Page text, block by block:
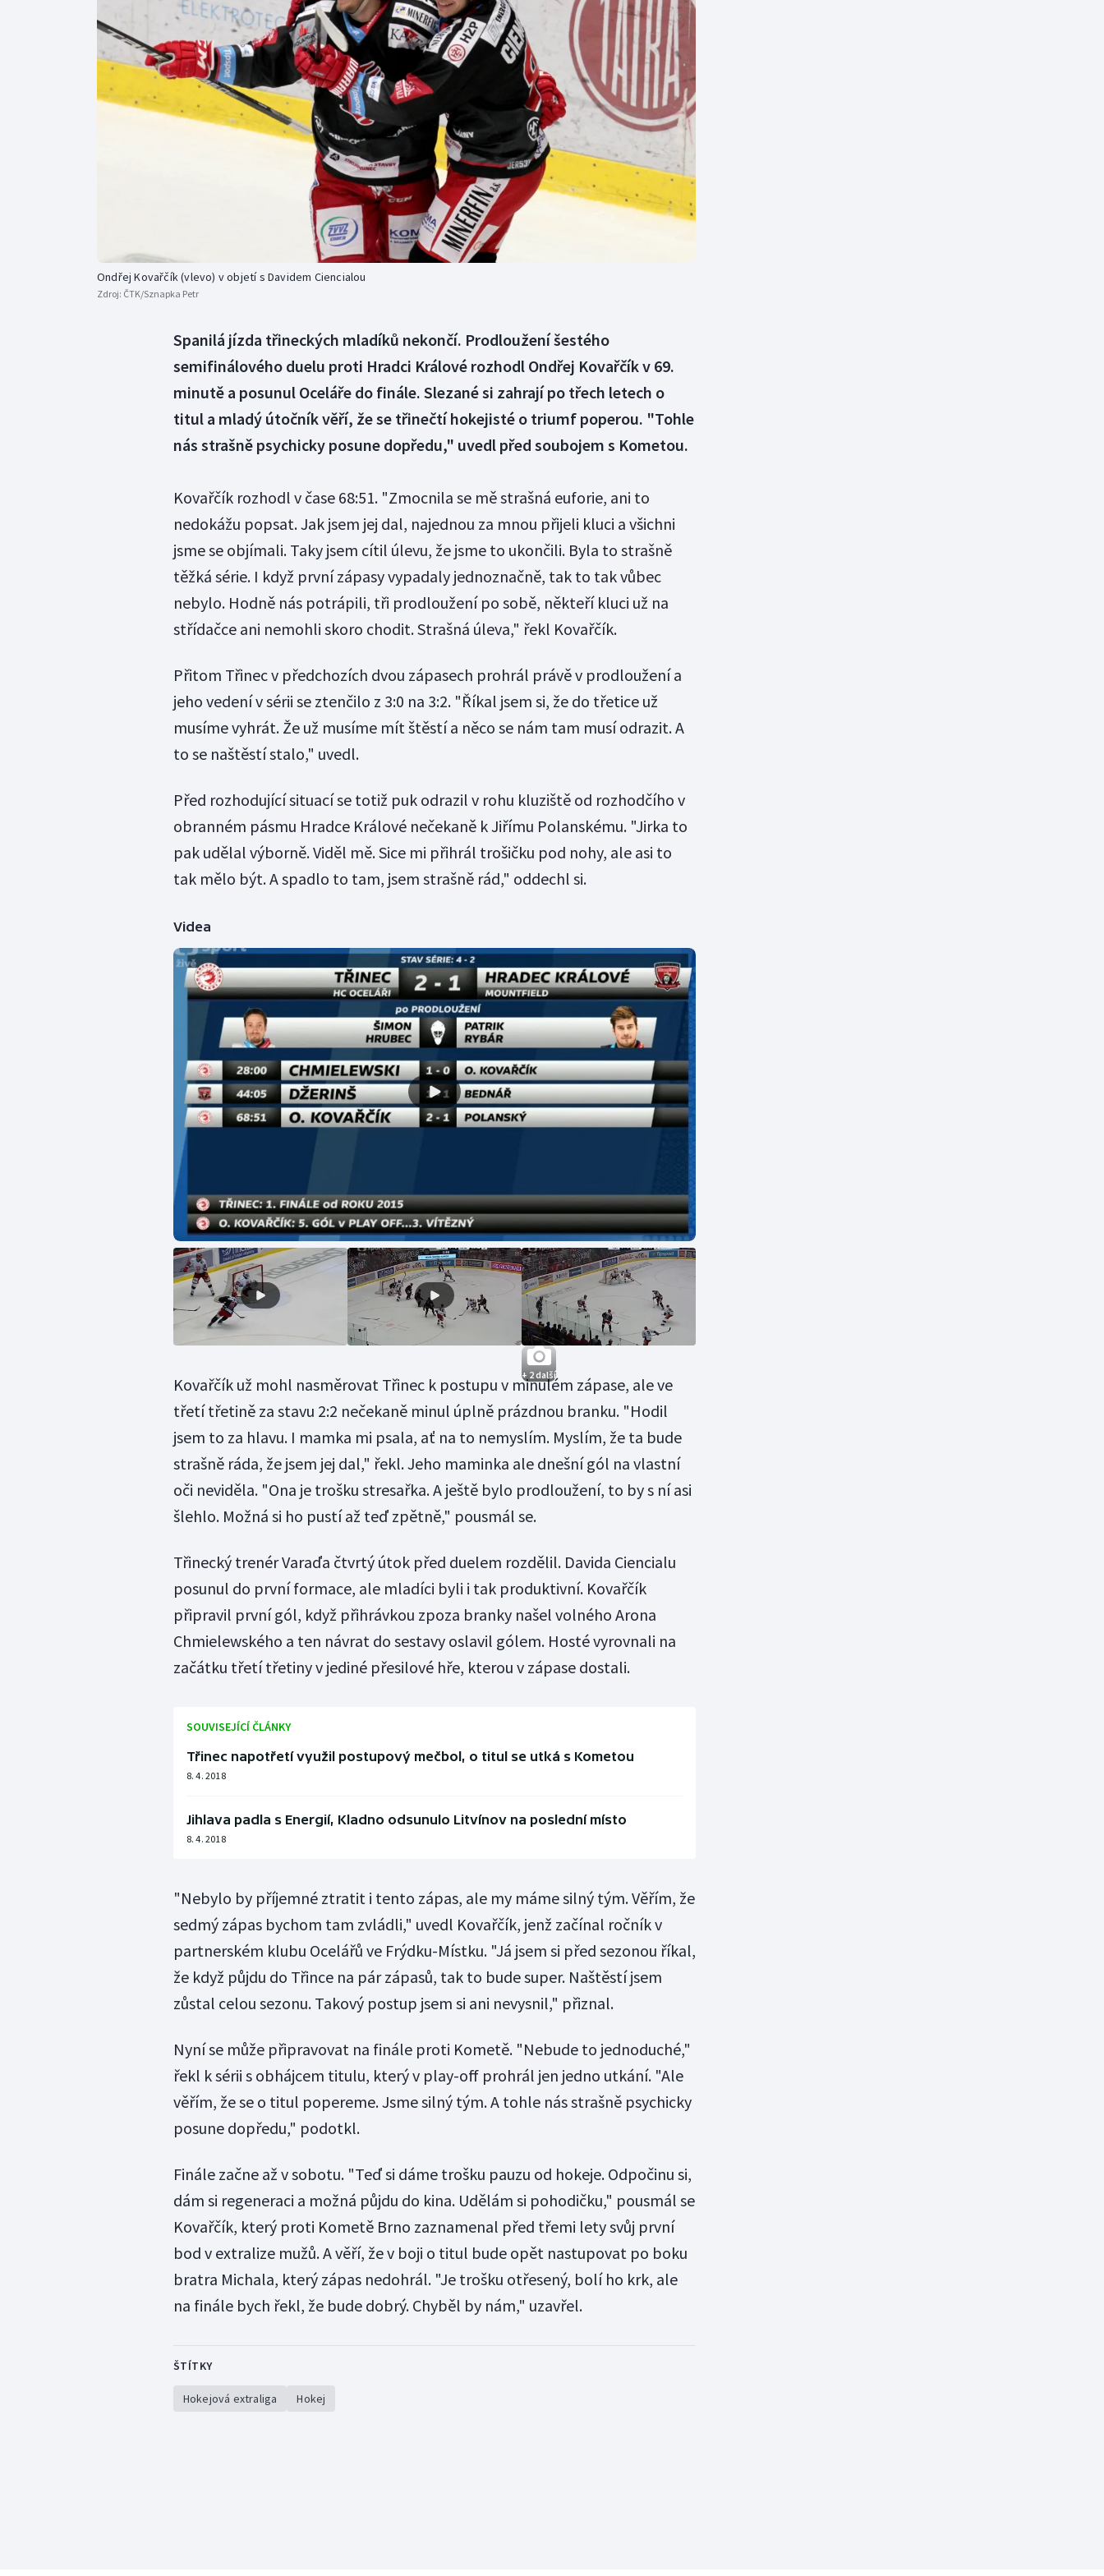
Curling
Dostihy
Florbal
Futsal
Gymnastika
Moderní pětiboj
Motorsport
Olympijské hry
Parasport
Plavání
Plážový volejbal
Triatlon
Veslování
Vodní slalom
Volejbal
Ostatní
Ondřej Kovařčík (vlevo) v objetí s Davidem Ciencialou
Zdroj: ČTK/Sznapka Petr
Spanilá jízda třineckých mladíků nekončí. Prodloužení šestého
semifinálového duelu proti Hradci Králové rozhodl Ondřej Kovařčík v 69.
minutě a posunul Oceláře do finále. Slezané si zahrají po třech letech o
titul a mladý útočník věří, že se třinečtí hokejisté o triumf poperou. "Tohle
nás strašně psychicky posune dopředu," uvedl před soubojem s Kometou.
Kovařčík rozhodl v čase 68:51. "Zmocnila se mě strašná euforie, ani to
nedokážu popsat. Jak jsem jej dal, najednou za mnou přijeli kluci a všichni
jsme se objímali. Taky jsem cítil úlevu, že jsme to ukončili. Byla to strašně
těžká série. I když první zápasy vypadaly jednoznačně, tak to tak vůbec
nebylo. Hodně nás potrápili, tři prodloužení po sobě, někteří kluci už na
střídačce ani nemohli skoro chodit. Strašná úleva," řekl Kovařčík.
Přitom Třinec v předchozích dvou zápasech prohrál právě v prodloužení a
jeho vedení v sérii se ztenčilo z 3:0 na 3:2. "Říkal jsem si, že do třetice už
musíme vyhrát. Že už musíme mít štěstí a něco se nám tam musí odrazit. A
to se naštěstí stalo," uvedl.
Před rozhodující situací se totiž puk odrazil v rohu kluziště od rozhodčího v
obranném pásmu Hradce Králové nečekaně k Jiřímu Polanskému. "Jirka to
pak udělal výborně. Viděl mě. Sice mi přihrál trošičku pod nohy, ale asi to
tak mělo být. A spadlo to tam, jsem strašně rád," oddechl si.
Videa
+ 2 další
Kovařčík už mohl nasměrovat Třinec k postupu v minulém zápase, ale ve
třetí třetině za stavu 2:2 nečekaně minul úplně prázdnou branku. "Hodil
jsem to za hlavu. I mamka mi psala, ať na to nemyslím. Myslím, že ta bude
strašně ráda, že jsem jej dal," řekl. Jeho maminka ale dnešní gól na vlastní
oči neviděla. "Ona je trošku stresařka. A ještě bylo prodloužení, to by s ní asi
šlehlo. Možná si ho pustí až teď zpětně," pousmál se.
Třinecký trenér Varaďa čtvrtý útok před duelem rozdělil. Davida Ciencialu
posunul do první formace, ale mladíci byli i tak produktivní. Kovařčík
připravil první gól, když přihrávkou zpoza branky našel volného Arona
Chmielewského a ten návrat do sestavy oslavil gólem. Hosté vyrovnali na
začátku třetí třetiny v jediné přesilové hře, kterou v zápase dostali.
SOUVISEJÍCÍ ČLÁNKY
Třinec napotřetí využil postupový mečbol, o titul se utká s Kometou
8. 4. 2018
Jihlava padla s Energií, Kladno odsunulo Litvínov na poslední místo
8. 4. 2018
"Nebylo by příjemné ztratit i tento zápas, ale my máme silný tým. Věřím, že
sedmý zápas bychom tam zvládli," uvedl Kovařčík, jenž začínal ročník v
partnerském klubu Ocelářů ve Frýdku-Místku. "Já jsem si před sezonou říkal,
že když půjdu do Třince na pár zápasů, tak to bude super. Naštěstí jsem
zůstal celou sezonu. Takový postup jsem si ani nevysnil," přiznal.
Nyní se může připravovat na finále proti Kometě. "Nebude to jednoduché,"
řekl k sérii s obhájcem titulu, který v play-off prohrál jen jedno utkání. "Ale
věřím, že se o titul popereme. Jsme silný tým. A tohle nás strašně psychicky
posune dopředu," podotkl.
Finále začne až v sobotu. "Teď si dáme trošku pauzu od hokeje. Odpočinu si,
dám si regeneraci a možná půjdu do kina. Udělám si pohodičku," pousmál se
Kovařčík, který proti Kometě Brno zaznamenal před třemi lety svůj první
bod v extralize mužů. A věří, že v boji o titul bude opět nastupovat po boku
bratra Michala, který zápas nedohrál. "Je trošku otřesený, bolí ho krk, ale
na finále bych řekl, že bude dobrý. Chyběl by nám," uzavřel.
ŠTÍTKY
Hokejová extraliga Hokej